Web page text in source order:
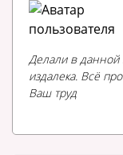
Делали в данной
издалека. Всё
Ваш труд